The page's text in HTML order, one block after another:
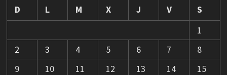
D L M X J V
S
1
2
3 4 5 6 7
8
9
10 11 12 13 14
15